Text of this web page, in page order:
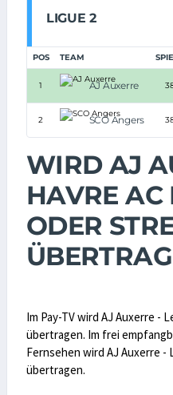
LIGUE 2
POS TEAM
1 AJ Auxerre
2 SCO Angers
WIRD AJ
HAVRE AC
ODER
Im Pay-TV wird AJ Auxerre -
übertragen. Im frei
Fernsehen wird AJ Auxerre -
übertragen.